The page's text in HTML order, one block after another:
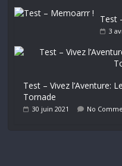
Test
3
Test – Vivez l’Aventure:
Tornade
30 juin 2021 No